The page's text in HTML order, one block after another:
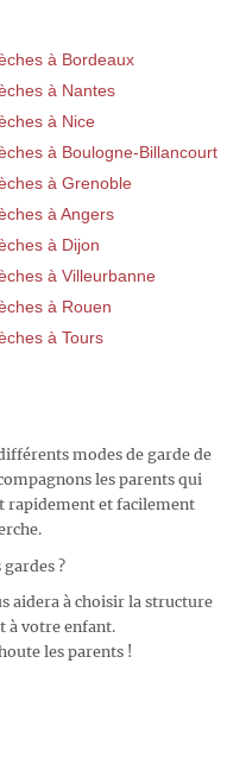
à Bordeaux
à Nantes
à Nice
à Boulogne-Billancourt
à Grenoble
à Angers
à Dijon
à Villeurbanne
à Rouen
à Tours
modes de garde de
les parents qui
rapidement et facilement
?
aidera à choisir la structure
à votre enfant.
les parents !